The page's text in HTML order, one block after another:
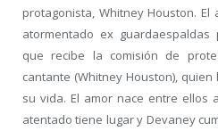
protagonista, Whitney Houston.
atormentado ex guardaespaldas
que recibe la comisión de
cantante (Whitney Houston),
su vida. El amor nace entre ellos
atentado tiene lugar y Devaney